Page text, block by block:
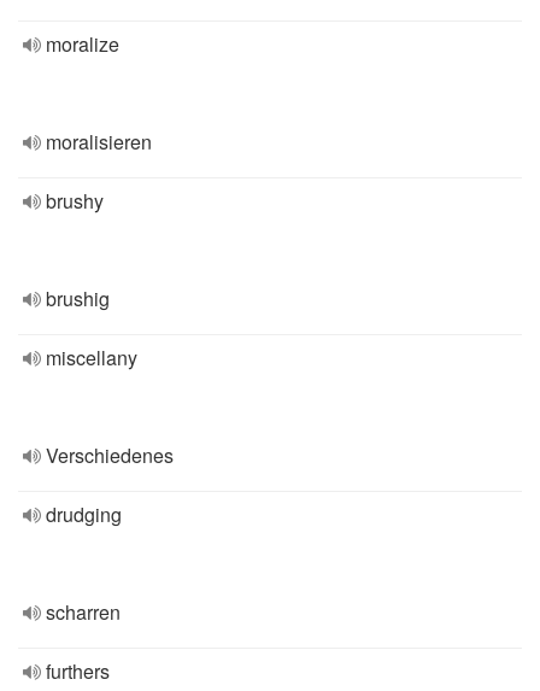
moralize
moralisieren
brushy
brushig
miscellany
Verschiedenes
drudging
scharren
furthers